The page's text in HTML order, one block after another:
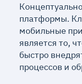
платформы.
мобильные
является то,
быстро
процессов и